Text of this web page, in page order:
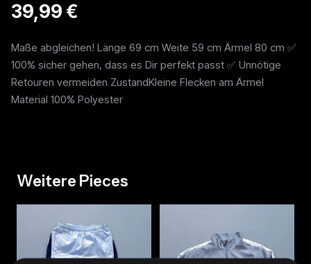
39,99 €
Maße abgleichen! Länge 69 cm Weite 59 cm Ärmel 80 cm ✅
100% sicher gehen, dass es Dir perfekt passt ✅ Unnötige
Retouren vermeiden ZustandKleine Flecken am Ärmel
Material 100% Polyester
Weitere Pieces